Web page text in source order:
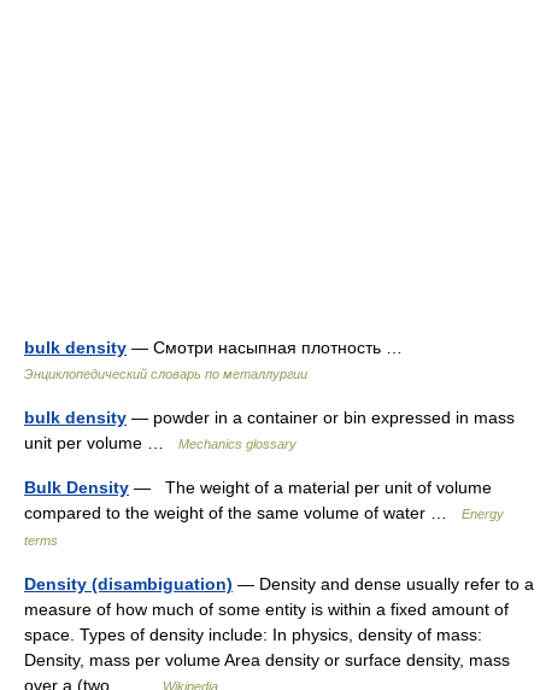
bulk density — Смотри насыпная плотность …
Энциклопедический словарь по металлургии
bulk density — powder in a container or bin expressed in mass
unit per volume …
Mechanics glossary
Bulk Density — The weight of a material per unit of volume
compared to the weight of the same volume of water …
Energy
terms
Density (disambiguation) — Density and dense usually refer to a
measure of how much of some entity is within a fixed amount of
space. Types of density include: In physics, density of mass:
Density, mass per volume Area density or surface density, mass
over a (two… …
Wikipedia